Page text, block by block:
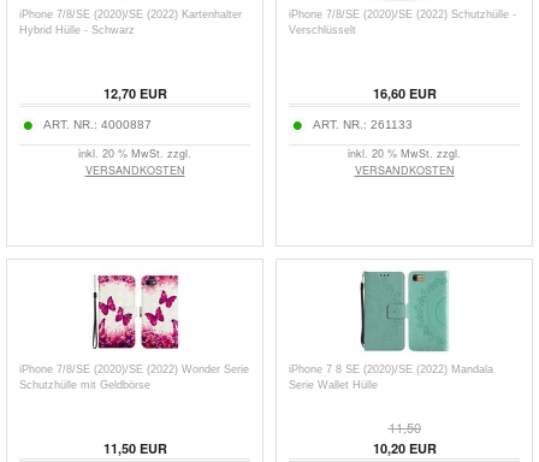
iPhone 7/8/SE (2020)/SE (2022) Kartenhalter
Hybrid Hülle - Schwarz
12,70EUR
ART. NR.: 4000887
inkl. 20 % MwSt. zzgl.
VERSANDKOSTEN
iPhone 7/8/SE (2020)/SE (2022) Schutzhülle -
Verschlüsselt
16,60EUR
ART. NR.: 261133
inkl. 20 % MwSt. zzgl.
VERSANDKOSTEN
iPhone 7/8/SE (2020)/SE (2022) Wonder Serie
Schutzhülle mit Geldbörse
11,50EUR
iPhone 7 8 SE (2020)/SE (2022) Mandala
Serie Wallet Hülle
11,50
10,20EUR